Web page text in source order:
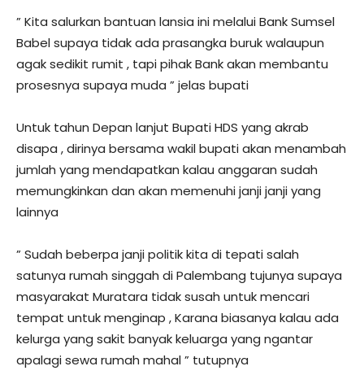
” Kita salurkan bantuan lansia ini melalui Bank Sumsel
Babel supaya tidak ada prasangka buruk walaupun
agak sedikit rumit , tapi pihak Bank akan membantu
prosesnya supaya muda ” jelas bupati
Untuk tahun Depan lanjut Bupati HDS yang akrab
disapa , dirinya bersama wakil bupati akan menambah
jumlah yang mendapatkan kalau anggaran sudah
memungkinkan dan akan memenuhi janji janji yang
lainnya
” Sudah beberpa janji politik kita di tepati salah
satunya rumah singgah di Palembang tujunya supaya
masyarakat Muratara tidak susah untuk mencari
tempat untuk menginap , Karana biasanya kalau ada
kelurga yang sakit banyak keluarga yang ngantar
apalagi sewa rumah mahal ” tutupnya